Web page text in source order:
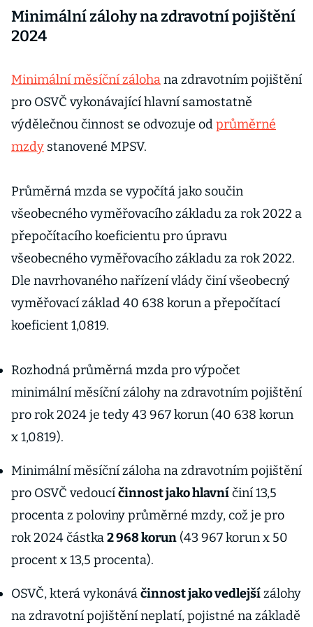
Minimální zálohy na zdravotní pojištění
2024
Minimální měsíční zálohana zdravotním pojištění
pro OSVČ vykonávající hlavní samostatně
výdělečnou činnost se odvozuje odprůměrné
mzdy stanovené MPSV.
Průměrná mzda se vypočítá jako součin
všeobecného vyměřovacího základu za rok 2022 a
přepočítacího koeficientu pro úpravu
všeobecného vyměřovacího základu za rok 2022.
Dle navrhovaného nařízení vlády činí všeobecný
vyměřovací základ 40 638 korun a přepočítací
koeficient 1,0819.
Rozhodná průměrná mzda pro výpočet
minimální měsíční zálohy na zdravotním pojištění
pro rok 2024 je tedy 43 967 korun (40 638 korun
x 1,0819).
Minimální měsíční záloha na zdravotním pojištění
pro OSVČ vedoucíčinnost jako hlavníčiní 13,5
procenta z poloviny průměrné mzdy, což je pro
rok 2024 částka2 968 korun (43 967 korun x 50
procent x 13,5 procenta).
OSVČ, která vykonáváčinnost jako vedlejšízálohy
na zdravotní pojištění neplatí, pojistné na základě